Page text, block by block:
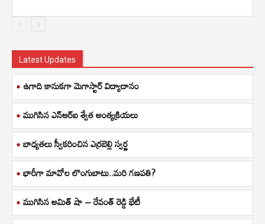
Latest Updates
ఉగాది కానుకగా మెగాస్టార్ విద్యాదానం
ముగిసిన ఎన్ఆర్ఐ శ్వేత అంత్యక్రియలు
బాధ్యతలు స్వీకరించిన ఎర్రబెల్లి స్వర్ణ
భారీగా మావోల లొంగుబాటు..మరి గణపతి?
ముగిసిన అమిత్ షా – రేవంత్ రెడ్డి భేటీ